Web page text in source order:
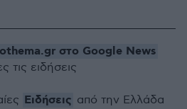
στο Google News
τις ειδήσεις
Ειδήσεις από την Ελλάδα